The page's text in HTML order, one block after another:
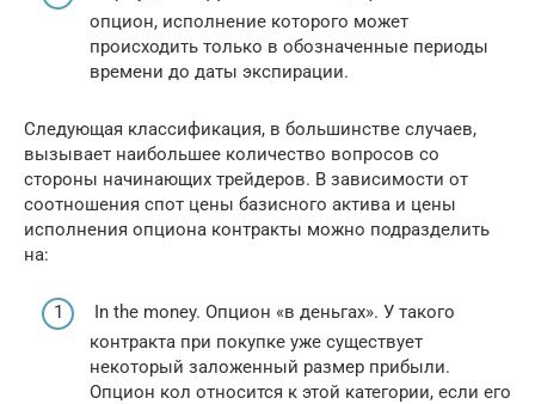
опцион, исполнение которого может
происходить только в обозначенные периоды
времени до даты экспирации.
Следующая классификация, в большинстве случаев,
вызывает наибольшее количество вопросов со
стороны начинающих трейдеров. В зависимости от
соотношения спот цены базисного актива и цены
исполнения опциона контракты можно подразделить
на:
In the money. Опцион «в деньгах». У такого
контракта при покупке уже существует
некоторый заложенный размер прибыли.
Опцион кол относится к этой категории, если его